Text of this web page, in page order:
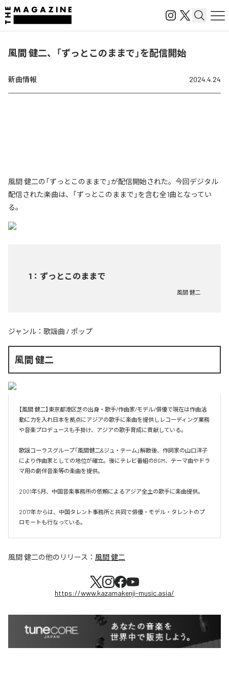
風間 健二、「ずっとこのままで」を配信開始
新曲情報 2024.4.24
風間 健二の「ずっとこのままで」が配信開始された。今回デジタル
配信された楽曲は、「ずっとこのままで」を含む全1曲となってい
る。
1 ： ずっとこのままで
風間 健二
ジャンル： 歌謡曲 / ポップ
風間 健二
【風間 健二】東京都港区芝の出身・歌手/作曲家/モデル/俳優で現在は作曲活
動に力を入れ日本を拠点にアジアの歌手に楽曲を提供しレコーディング業務
や音楽プロデュースも手掛け、アジアの歌手育成に貢献している。
歌謡コーラスグループ「風間健二&ジュ・テーム」解散後、作詞家の山口洋子
により作曲家としての地位が確立。後にテレビ番組のBGM、テーマ曲やドラ
マ用の劇伴音楽等の楽曲を提供。
2001年5月、中国音楽事務所の依頼によるアジア全土の歌手に楽曲提供。
2017年からは、中国タレント事務所と共同で俳優・モデル・タレントのプ
ロモートも行なっている。
風間 健二の他のリリース： 風間 健二
https://www.kazamakenji-music.asia/